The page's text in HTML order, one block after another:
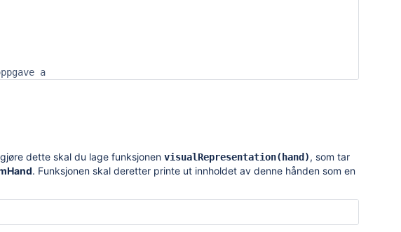
a
dette skal du lage funksjonen visualRepresentation(hand), som tar
. Funksjonen skal deretter printe ut innholdet av denne hånden som en